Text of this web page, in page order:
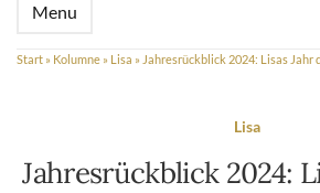
Menu
Start » Kolumne » Lisa » Jahresrückblick 2024: Lisas Jahr
Lisa
Jahresrückblick 2024: